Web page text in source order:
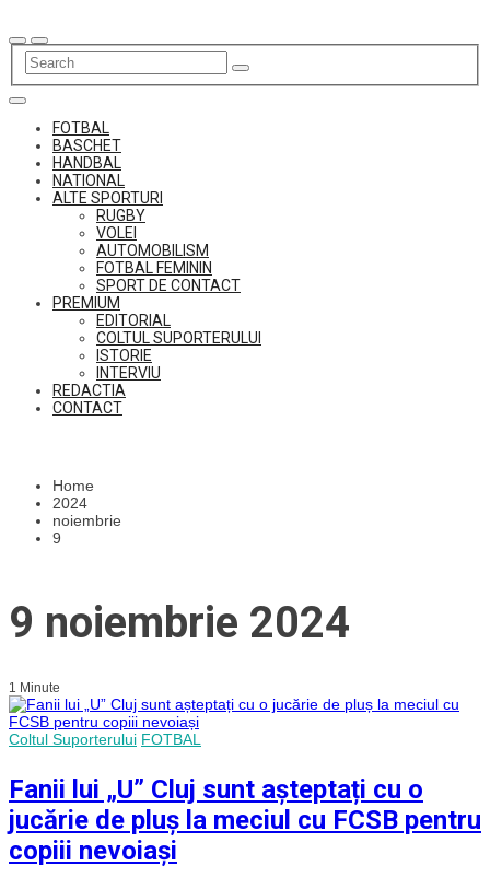
to
content
FOTBAL
BASCHET
HANDBAL
NATIONAL
ALTE SPORTURI
RUGBY
VOLEI
AUTOMOBILISM
FOTBAL FEMININ
SPORT DE CONTACT
PREMIUM
EDITORIAL
COLTUL SUPORTERULUI
ISTORIE
INTERVIU
REDACTIA
CONTACT
Home
2024
noiembrie
9
9 noiembrie 2024
1 Minute
Coltul Suporterului FOTBAL
Fanii lui „U” Cluj sunt așteptați cu o
jucărie de pluș la meciul cu FCSB pentru
copiii nevoiași